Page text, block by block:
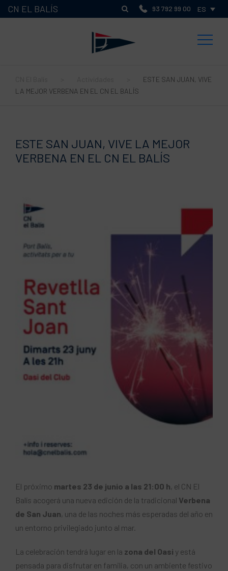
CN EL BALÍS 93 792 99 00 ES
ESTE SAN JUAN, VIVE
LA MEJOR VERBENA EN EL CN EL BALÍS
ESTE SAN JUAN, VIVE LA MEJOR
VERBENA EN EL CN EL BALÍS
El próximo martes 23 de junio a las 21:00 h, el CN El
Balís acogerá una nueva edición de la tradicional Verbena
de San Juan, una de las noches más esperadas del año en
un entorno privilegiado junto al mar.
La celebración tendrá lugar en la zona del Oasi y está
pensada para disfrutar en familia, con un ambiente festivo